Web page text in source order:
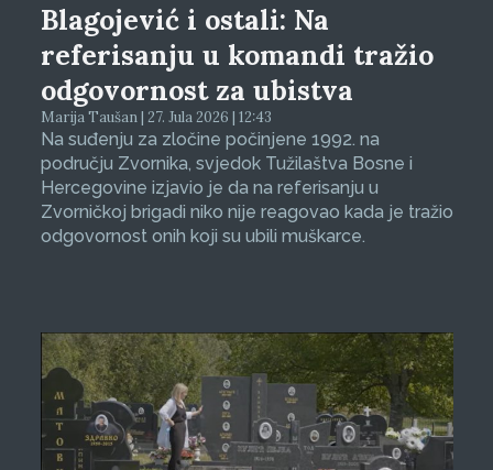
Blagojević i ostali: Na
referisanju u komandi tražio
odgovornost za ubistva
Marija Taušan | 27. Jula 2026 | 12:43
Na suđenju za zločine počinjene 1992. na
području Zvornika, svjedok Tužilaštva Bosne i
Hercegovine izjavio je da na referisanju u
Zvorničkoj brigadi niko nije reagovao kada je tražio
odgovornost onih koji su ubili muškarce.